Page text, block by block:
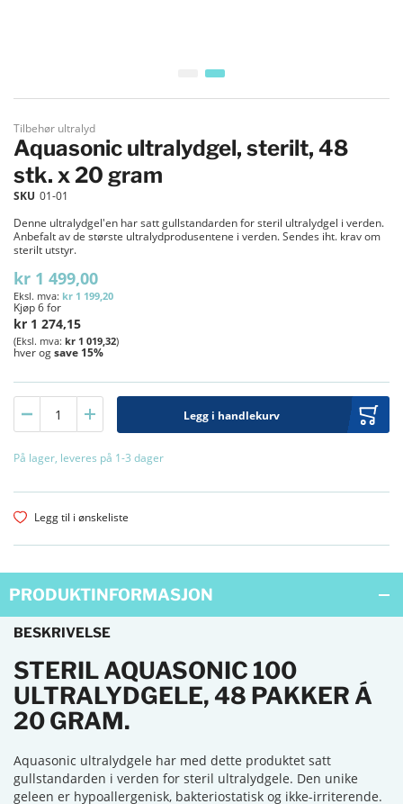
Gå til begynnelsen av bildegalleri
Tilbehør ultralyd
Aquasonic ultralydgel, sterilt, 48
stk. x 20 gram
SKU 01-01
Denne ultralydgel'en har satt gullstandarden for steril ultralydgel i verden.
Anbefalt av de største ultralydprodusentene i verden. Sendes iht. krav om
sterilt utstyr.
kr 1 499,00
kr 1 199,20
Kjøp 6 for
kr 1 274,15
kr 1 019,32
hver ogsave 15%
Legg i handlekurv
På lager, leveres på 1-3 dager
Legg til i ønskeliste
PRODUKTINFORMASJON
BESKRIVELSE
STERIL AQUASONIC 100
ULTRALYDGELE, 48 PAKKER Á
20 GRAM.
Aquasonic ultralydgele har med dette produktet satt
gullstandarden i verden for steril ultralydgele. Den unike
geleen er hypoallergenisk, bakteriostatisk og ikke-irriterende.